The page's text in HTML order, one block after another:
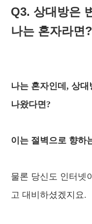
Q3. 상대방은
나는 혼자라면?
나는 혼자인데, 상
나왔다면?
이는 절벽으로 향하
물론 당신도 인터넷
고 대비하셨겠지요.